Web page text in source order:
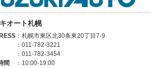
オート札幌
： 札幌市東区北30条東20丁目7-9
： 011-782-3221
： 011-782-3454
間
： 10:00-19:00